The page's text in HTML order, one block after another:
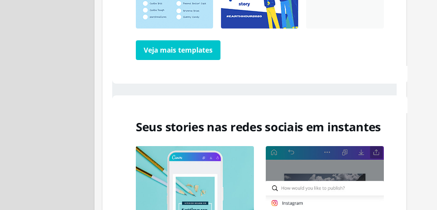
Veja mais templates
Seus stories nas redes sociais em instantes